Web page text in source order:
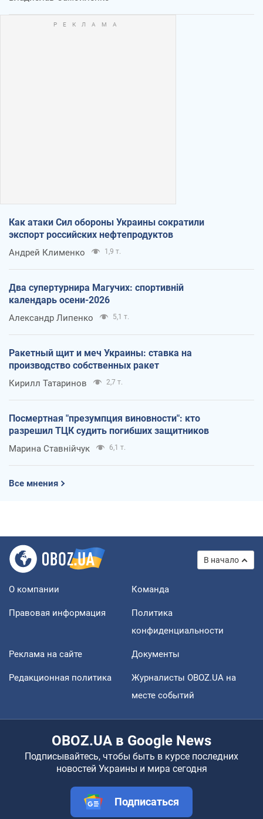
Как атаки Сил обороны Украины сократили
экспорт российских нефтепродуктов
Андрей Клименко 1,9 т.
Два супертурнира Магучих: спортивній
календарь осени-2026
Александр Липенко 5,1 т.
Ракетный щит и меч Украины: ставка на
производство собственных ракет
Кирилл Татаринов 2,7 т.
Посмертная "презумпция виновности": кто
разрешил ТЦК судить погибших защитников
Марина Ставнійчук 6,1 т.
Все мнения
В начало
О компании Команда
Правовая информация
Политика
конфиденциальности
Реклама на сайте Документы
Редакционная политика
Журналисты OBOZ.UA на
месте событий
OBOZ.UA в Google News
Подписывайтесь, чтобы быть в курсе последних
новостей Украины и мира сегодня
Подписаться